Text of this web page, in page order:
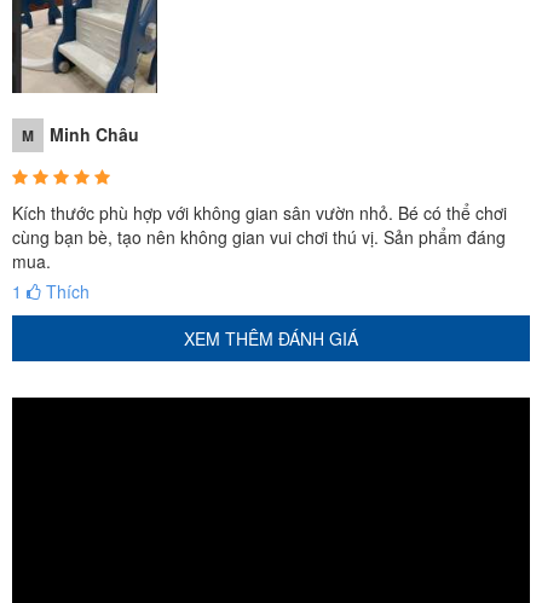
M Minh Châu
Kích thước phù hợp với không gian sân vườn nhỏ. Bé có thể chơi
cùng bạn bè, tạo nên không gian vui chơi thú vị. Sản phẩm đáng
mua.
1
Thích
XEM THÊM ĐÁNH GIÁ